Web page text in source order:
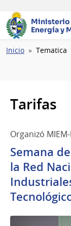
Ministerio
Energía y
Ruta
Inicio Tematica
Tarifas
Organizó
Semana
la Red